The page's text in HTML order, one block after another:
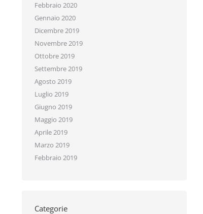
Febbraio 2020
Gennaio 2020
Dicembre 2019
Novembre 2019
Ottobre 2019
Settembre 2019
Agosto 2019
Luglio 2019
Giugno 2019
Maggio 2019
Aprile 2019
Marzo 2019
Febbraio 2019
Categorie